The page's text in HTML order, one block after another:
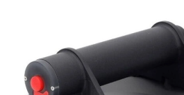
r
n
g